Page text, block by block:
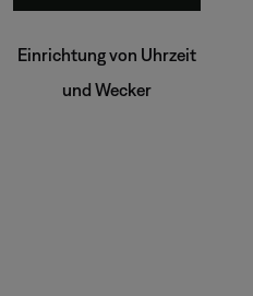
Einrichtung von Uhrzeit
und Wecker